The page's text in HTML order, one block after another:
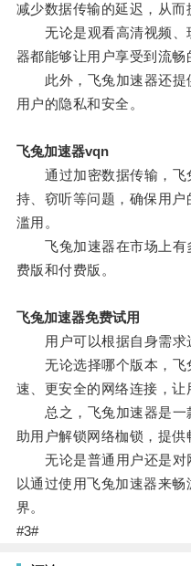
减少数据传输的延迟，从而
无论是观看高清视频、
器都能够让用户享受到流畅
此外，飞兔加速器还提
用户的隐私和安全。
飞兔加速器vqn
通过加密数据传输，飞
持、窃听等问题，确保用
滥用。
飞兔加速器在市场上有
费版和付费版。
飞兔加速器免费试用
用户可以根据自身需求
无论选择哪个版本，飞
速、更安全的网络连接，让
总之，飞兔加速器是一
助用户解锁网络枷锁，提供
无论是普通用户还是对
以通过使用飞兔加速器来
界。
#3#